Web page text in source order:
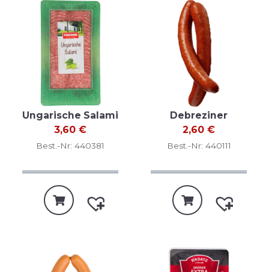
Ungarische Salami
3,60 €
Best.-Nr: 440381
Debreziner
2,60 €
Best.-Nr: 440111